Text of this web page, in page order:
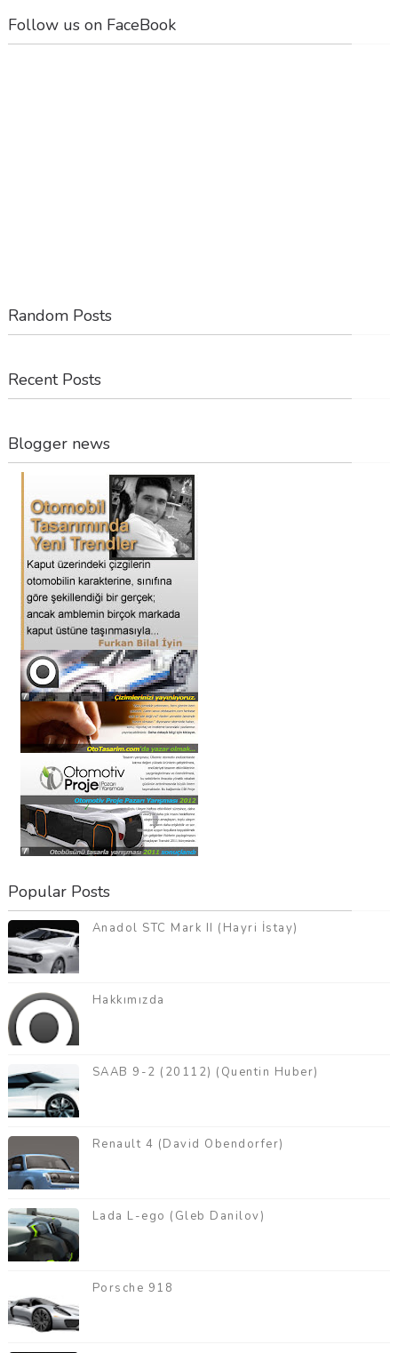
Follow us on FaceBook
Random Posts
Recent Posts
Blogger news
Popular Posts
Anadol STC Mark II (Hayri İstay)
Hakkımızda
SAAB 9-2 (20112) (Quentin Huber)
Renault 4 (David Obendorfer)
Lada L-ego (Gleb Danilov)
Porsche 918